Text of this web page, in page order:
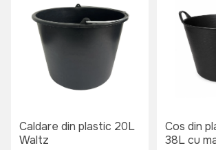
Caldare din plastic 20L
Waltz
Cos din
38L cu